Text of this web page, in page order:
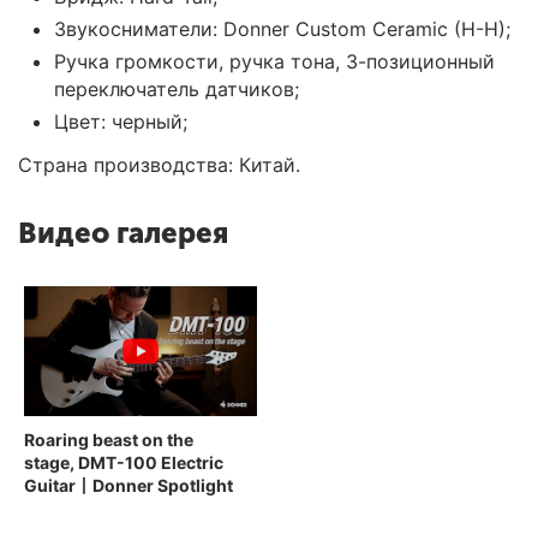
Звукосниматели: Donner Custom Ceramic (H-H);
Ручка громкости, ручка тона, 3-позиционный
переключатель датчиков;
Цвет: черный;
Страна производства: Китай.
Видео галерея
Roaring beast on the
stage, DMT-100 Electric
Guitar丨Donner Spotlight